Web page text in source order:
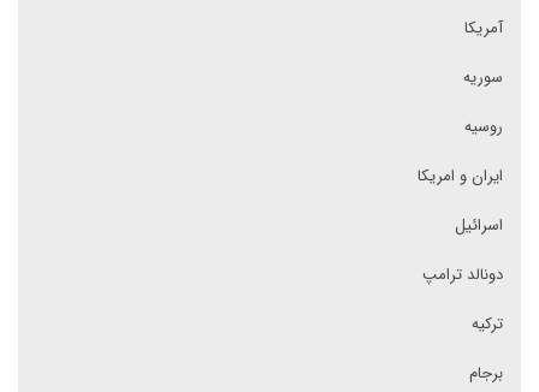
آمریکا
سوریه
روسیه
ایران و امریکا
اسرائیل
دونالد ترامپ
ترکیه
برجام